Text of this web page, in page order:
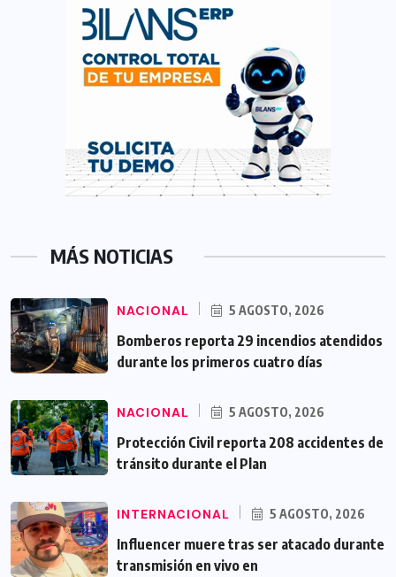
MÁS NOTICIAS
NACIONAL 5 AGOSTO, 2026
Bomberos reporta 29 incendios atendidos
durante los primeros cuatro días
NACIONAL 5 AGOSTO, 2026
Protección Civil reporta 208 accidentes de
tránsito durante el Plan
INTERNACIONAL 5 AGOSTO, 2026
Influencer muere tras ser atacado durante
transmisión en vivo en